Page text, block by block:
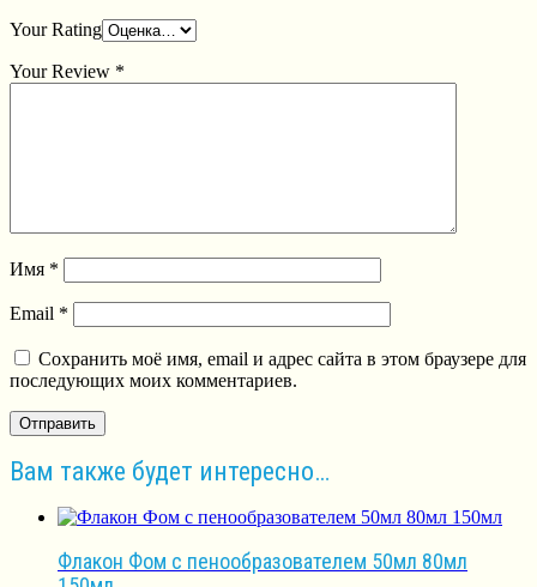
Your Rating
Your Review *
Имя *
Email *
Сохранить моё имя, email и адрес сайта в этом браузере для
последующих моих комментариев.
Вам также будет интересно…
Флакон Фом с пенообразователем 50мл 80мл